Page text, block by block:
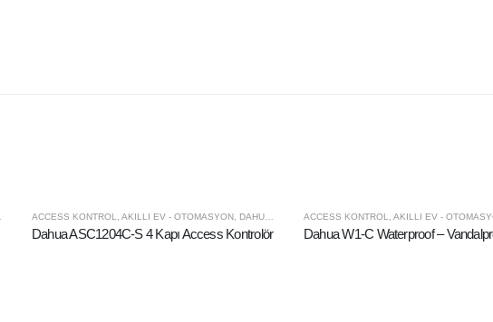
KONTROL PANELI
ACCESS KONTROL AKILLI EV - OTOMASYON DAHUA KONTROL PANELI
Dahua ASC1204C-S 4 Kapı Access Kontrolör
ACCESS KONTROL AKILLI EV -